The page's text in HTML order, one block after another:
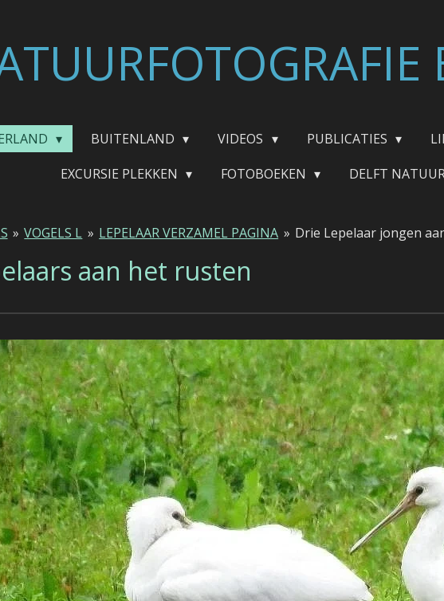
BUITENLAND VIDEOS PUBLICATIES
EXCURSIE PLEKKEN
FOTOBOEKEN DELFT
» VOGELS L » LEPELAAR VERZAMEL PAGINA » Drie Lepelaar jongen
aan het rusten